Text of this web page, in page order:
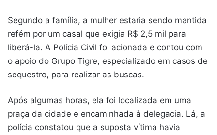
Segundo a família, a mulher estaria sendo mantida
refém por um casal que exigia R$ 2,5 mil para
liberá-la. A Polícia Civil foi acionada e contou com
o apoio do Grupo Tigre, especializado em casos de
sequestro, para realizar as buscas.
Após algumas horas, ela foi localizada em uma
praça da cidade e encaminhada à delegacia. Lá, a
polícia constatou que a suposta vítima havia